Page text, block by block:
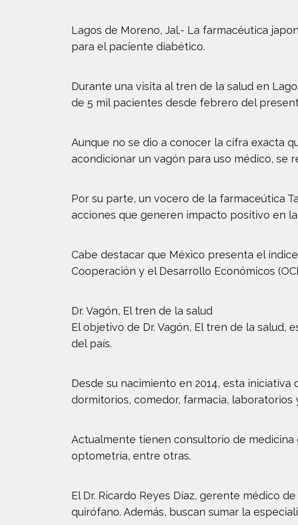
Lagos de Moreno, Jal.- La farmacéutica
para el paciente diabético.
Durante una visita al tren de la salud en
de 5 mil pacientes desde febrero del
Aunque no se dio a conocer la cifra exacta
acondicionar un vagón para uso médico, se
Por su parte, un vocero de la farmaceútica
acciones que generen impacto positivo en la
Cabe destacar que México presenta el
Cooperación y el Desarrollo Económicos
Dr. Vagón, El tren de la salud
El objetivo de Dr. Vagón, El tren de la salud,
del país.
Desde su nacimiento en 2014, esta
dormitorios, comedor, farmacia, laboratorios
Actualmente tienen consultorio de medicina
optometría, entre otras.
El Dr. Ricardo Reyes Díaz, gerente médico
quirófano. Además, buscan sumar la